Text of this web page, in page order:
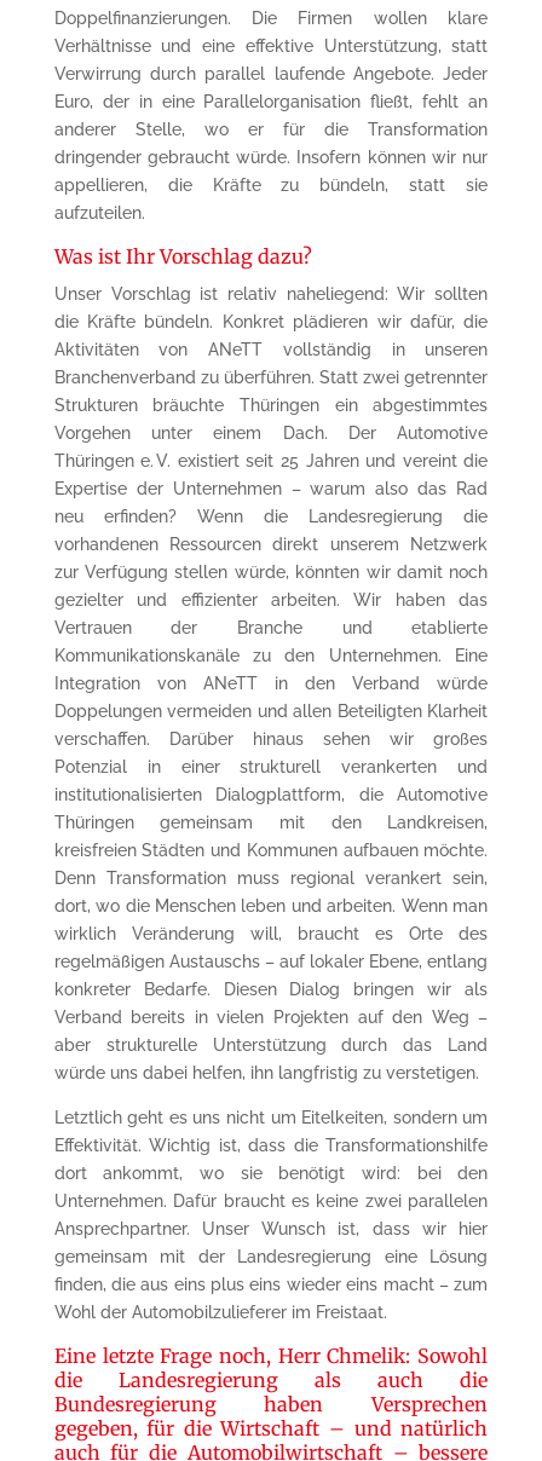
Doppelfinanzierungen. Die Firmen wollen klare
Verhältnisse und eine effektive Unterstützung, statt
Verwirrung durch parallel laufende Angebote. Jeder
Euro, der in eine Parallelorganisation fließt, fehlt an
anderer Stelle, wo er für die Transformation
dringender gebraucht würde. Insofern können wir nur
appellieren, die Kräfte zu bündeln, statt sie
aufzuteilen.
Was ist Ihr Vorschlag dazu?
Unser Vorschlag ist relativ naheliegend: Wir sollten
die Kräfte bündeln. Konkret plädieren wir dafür, die
Aktivitäten von ANeTT vollständig in unseren
Branchenverband zu überführen. Statt zwei getrennter
Strukturen bräuchte Thüringen ein abgestimmtes
Vorgehen unter einem Dach. Der Automotive
Thüringen e. V. existiert seit 25 Jahren und vereint die
Expertise der Unternehmen – warum also das Rad
neu erfinden? Wenn die Landesregierung die
vorhandenen Ressourcen direkt unserem Netzwerk
zur Verfügung stellen würde, könnten wir damit noch
gezielter und effizienter arbeiten. Wir haben das
Vertrauen der Branche und etablierte
Kommunikationskanäle zu den Unternehmen. Eine
Integration von ANeTT in den Verband würde
Doppelungen vermeiden und allen Beteiligten Klarheit
verschaffen. Darüber hinaus sehen wir großes
Potenzial in einer strukturell verankerten und
institutionalisierten Dialogplattform, die Automotive
Thüringen gemeinsam mit den Landkreisen,
kreisfreien Städten und Kommunen aufbauen möchte.
Denn Transformation muss regional verankert sein,
dort, wo die Menschen leben und arbeiten. Wenn man
wirklich Veränderung will, braucht es Orte des
regelmäßigen Austauschs – auf lokaler Ebene, entlang
konkreter Bedarfe. Diesen Dialog bringen wir als
Verband bereits in vielen Projekten auf den Weg –
aber strukturelle Unterstützung durch das Land
würde uns dabei helfen, ihn langfristig zu verstetigen.
Letztlich geht es uns nicht um Eitelkeiten, sondern um
Effektivität. Wichtig ist, dass die Transformationshilfe
dort ankommt, wo sie benötigt wird: bei den
Unternehmen. Dafür braucht es keine zwei parallelen
Ansprechpartner. Unser Wunsch ist, dass wir hier
gemeinsam mit der Landesregierung eine Lösung
finden, die aus eins plus eins wieder eins macht – zum
Wohl der Automobilzulieferer im Freistaat.
Eine letzte Frage noch, Herr Chmelik: Sowohl
die Landesregierung als auch die
Bundesregierung haben Versprechen
gegeben, für die Wirtschaft – und natürlich
auch für die Automobilwirtschaft – bessere